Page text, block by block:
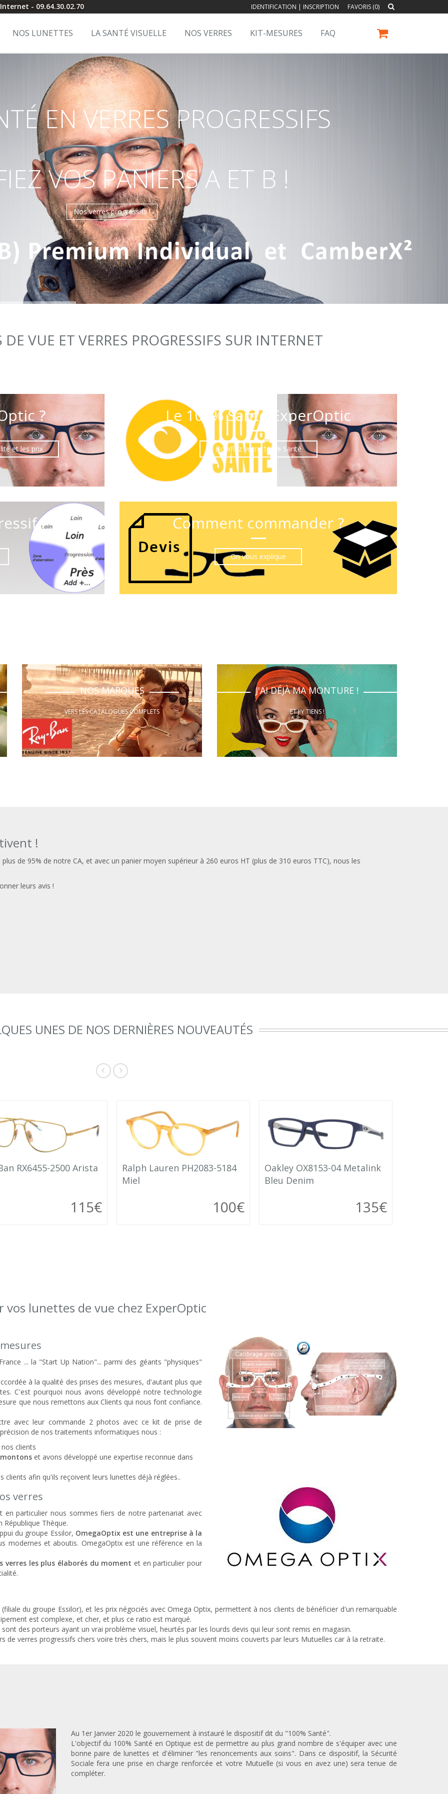
- 09.64.30.02.70 IDENTIFICATION | INSCRIPTION FAVORIS (0)
NOS LUNETTES LA SANTÉ VISUELLE NOS VERRES KIT-MESURES FAQ
EN VERRES PROGRESSIFS
VOS PANIERS A ET B !
Nos verres progressifs !
VUE ET VERRES PROGRESSIFS SUR INTERNET
?
et les prix
Le 100% Santé ExperOptic
Bonifiez votre 100% Santé
Comment commander ?
On vous explique
NOS MARQUES
VERS LES CATALOGUES COMPLETS
J'AI DÉJÀ MA MONTURE !
ET J'Y TIENS !
!
de 95% de notre CA, et avec un panier moyen supérieur à 260 euros HT (plus de 310 euros TTC), nous les
leurs avis !
UNES DE NOS DERNIÈRES NOUVEAUTÉS
RX6455-2500 Arista
115€
Ralph Lauren PH2083-5184
Miel
100€
Oakley OX8153-04 Metalink
Bleu Denim
135€
lunettes de vue chez ExperOptic
... la "Start Up Nation"... parmi des géants "physiques"
à la qualité des prises des mesures, d'autant plus que
C'est pourquoi nous avons développé notre technologie
que nous remettons aux Clients qui nous font confiance.
avec leur commande 2 photos avec ce kit de prise de
de nos traitements informatiques nous :
clients
et avons développé une expertise reconnue dans
clients afin qu'ils reçoivent leurs lunettes déjà réglées..
verres
particulier nous sommes fiers de notre partenariat avec
République Thèque.
du groupe Essilor, OmegaOptix est une entreprise à la
modernes et aboutis. OmegaOptix est une référence en la
verres les plus élaborés du moment et en particulier pour
du groupe Essilor), et les prix négociés avec Omega Optix, permettent à nos clients de bénéficier d'un remarquable
est complexe, et cher, et plus ce ratio est marqué.
des porteurs ayant un vrai problème visuel, heurtés par les lourds devis qui leur sont remis en magasin.
de verres progressifs chers voire très chers, mais le plus souvent moins couverts par leurs Mutuelles car à la retraite.
Au 1er Janvier 2020 le gouvernement à instauré le dispositif dit du "100% Santé".
L'objectif du 100% Santé en Optique est de permettre au plus grand nombre de s'équiper avec une
bonne paire de lunettes et d'éliminer "les renoncements aux soins". Dans ce dispositif, la Sécurité
Sociale fera une prise en charge renforcée et votre Mutuelle (si vous en avez une) sera tenue de
compléter.